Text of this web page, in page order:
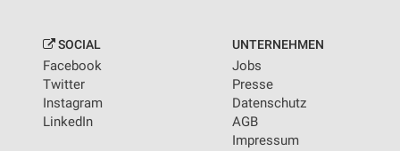
SOCIAL
Facebook
Twitter
Instagram
LinkedIn
UNTERNEHMEN
Jobs
Presse
Datenschutz
AGB
Impressum
Verwendung von Profilen zur Auswahl
personalisierter Inhalte
Messung der Werbeleistung